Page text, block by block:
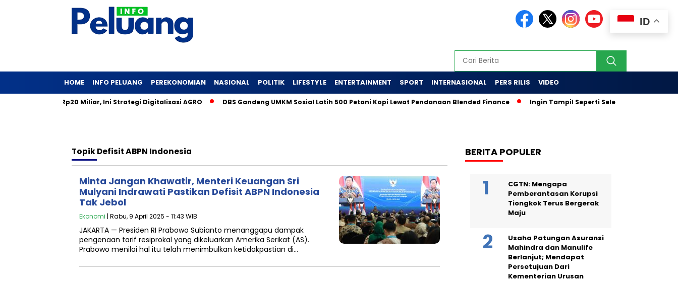
HOME INFO PELUANG PEREKONOMIAN NASIONAL POLITIK LIFESTYLE ENTERTAINMENT SPORT INTERNASIONAL PERS RILIS VIDEO
Saham Rp20 Miliar, Ini Strategi Digitalisasi AGRO DBS Gandeng UMKM Sosial Latih 500 Petani Kopi Lewat Pendanaan Blended Finance Ingin Tampil Seperti Seleb di Media? Tak
TopikDefisit ABPN Indonesia
Minta Jangan Khawatir, Menteri Keuangan Sri
Mulyani Indrawati Pastikan Defisit ABPN Indonesia
Tak Jebol
Ekonomi | Rabu, 9 April 2025 - 11:43 WIB
JAKARTA — Presiden RI Prabowo Subianto menanggapu dampak
pengenaan tarif resiprokal yang dikeluarkan Amerika Serikat (AS).
Prabowo menilai hal itu telah menimbulkan ketidakpastian di…
BERITA POPULER
CGTN: Mengapa
Pemberantasan Korupsi
Tiongkok Terus Bergerak
Maju
Usaha Patungan Asuransi
Mahindra dan Manulife
Berlanjut; Mendapat
Persetujuan Dari
Kementerian Urusan
ID